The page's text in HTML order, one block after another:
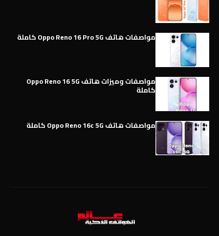
مواصفات هاتف Oppo Reno 16 Pro 5G كاملة
مواصفات وميزات هاتف Oppo Reno 16 5G
كاملة
مواصفات هاتف Oppo Reno 16c 5G كاملة